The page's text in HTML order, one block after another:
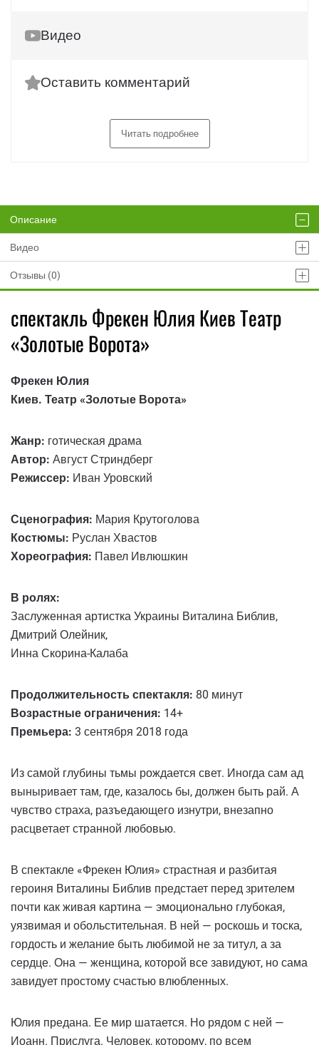
Видео
Оставить комментарий
Читать подробнее
Описание
Видео
Отзывы (0)
спектакль Фрекен Юлия Киев Театр
«Золотые Ворота»
Фрекен Юлия
Киев. Театр «Золотые Ворота»
Жанр: готическая драма
Автор: Август Стриндберг
Режиссер: Иван Уровский
Сценография: Мария Крутоголова
Костюмы: Руслан Хвастов
Хореография: Павел Ивлюшкин
В ролях:
Заслуженная артистка Украины Виталина Библив,
Дмитрий Олейник,
Инна Скорина-Калаба
Продолжительность спектакля: 80 минут
Возрастные ограничения: 14+
Премьера: 3 сентября 2018 года
Из самой глубины тьмы рождается свет. Иногда сам ад
выныривает там, где, казалось бы, должен быть рай. А
чувство страха, разъедающего изнутри, внезапно
расцветает странной любовью.
В спектакле «Фрекен Юлия» страстная и разбитая
героиня Виталины Библив предстает перед зрителем
почти как живая картина — эмоционально глубокая,
уязвимая и обольстительная. В ней — роскошь и тоска,
гордость и желание быть любимой не за титул, а за
сердце. Она — женщина, которой все завидуют, но сама
завидует простому счастью влюбленных.
Юлия предана. Ее мир шатается. Но рядом с ней —
Иоанн. Прислуга. Человек, которому, по всем